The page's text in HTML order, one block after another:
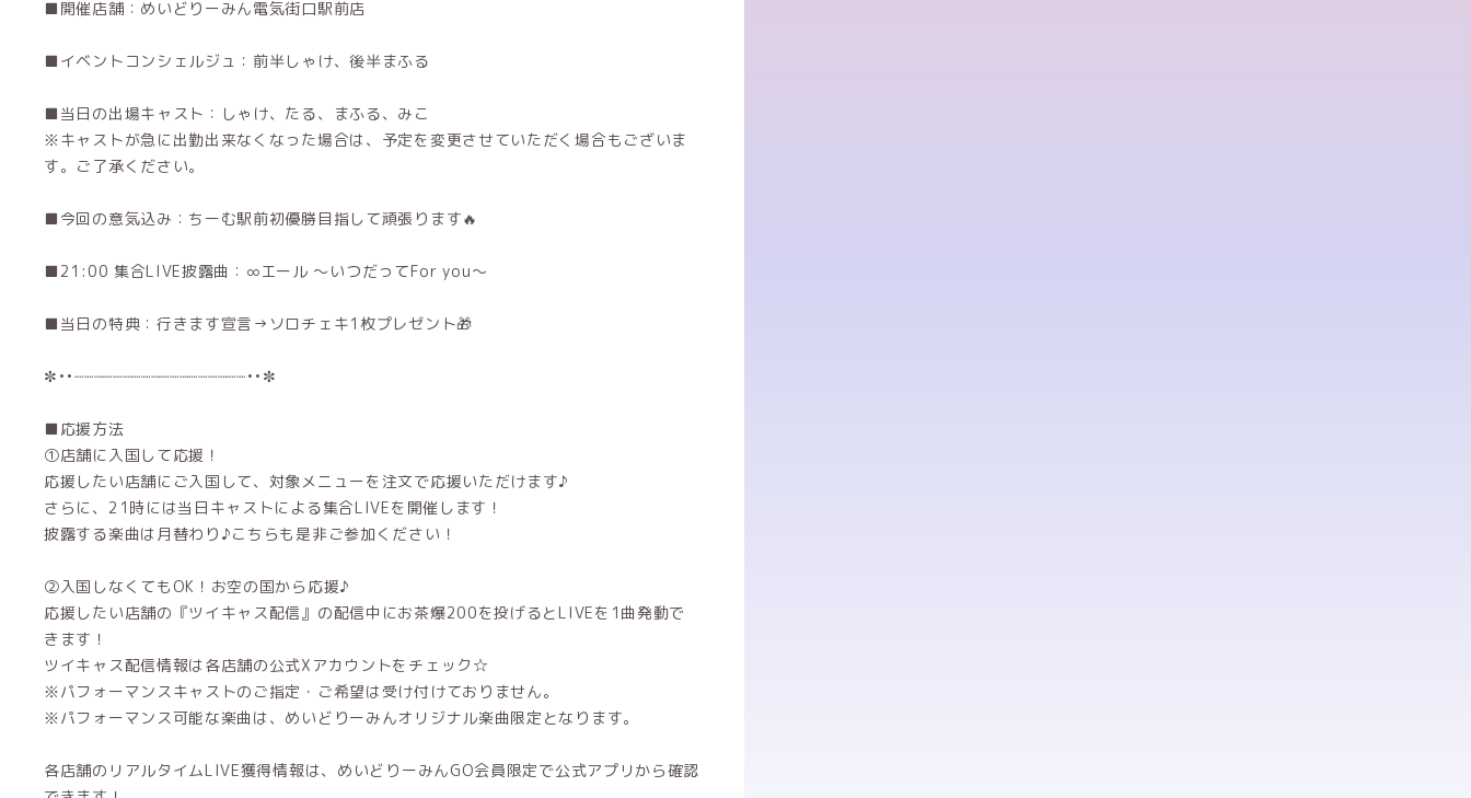
■開催店舗：めいどりーみん電気街口駅前店
■イベントコンシェルジュ：前半しゃけ、後半まふる
■当日の出場キャスト：しゃけ、たる、まふる、みこ
※キャストが急に出勤出来なくなった場合は、予定を変更させていただく場合もございま
す。ご了承ください。
■今回の意気込み：ちーむ駅前初優勝目指して頑張ります🔥
■21:00 集合LIVE披露曲：∞エール 〜いつだってFor you〜
■当日の特典：行きます宣言→ソロチェキ1枚プレゼント🎁
✼••┈┈┈┈┈┈┈┈┈┈┈┈┈┈┈┈┈┈••✼
■応援方法
①店舗に入国して応援！
応援したい店舗にご入国して、対象メニューを注文で応援いただけます♪
さらに、21時には当日キャストによる集合LIVEを開催します！
披露する楽曲は月替わり♪こちらも是非ご参加ください！
②入国しなくてもOK！お空の国から応援♪
応援したい店舗の『ツイキャス配信』の配信中にお茶爆200を投げるとLIVEを1曲発動で
きます！
ツイキャス配信情報は各店舗の公式Xアカウントをチェック☆
※パフォーマンスキャストのご指定・ご希望は受け付けておりません。
※パフォーマンス可能な楽曲は、めいどりーみんオリジナル楽曲限定となります。
各店舗のリアルタイムLIVE獲得情報は、めいどりーみんGO会員限定で公式アプリから確認